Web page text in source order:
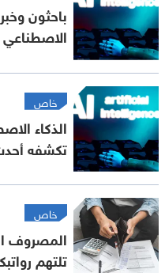
باحثون
الاصطناعي
خاص
الذكاء
تكشفه
خاص
تلتهم